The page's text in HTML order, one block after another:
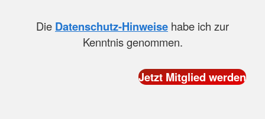
Die Datenschutz-Hinweise habe ich zur
Kenntnis genommen.